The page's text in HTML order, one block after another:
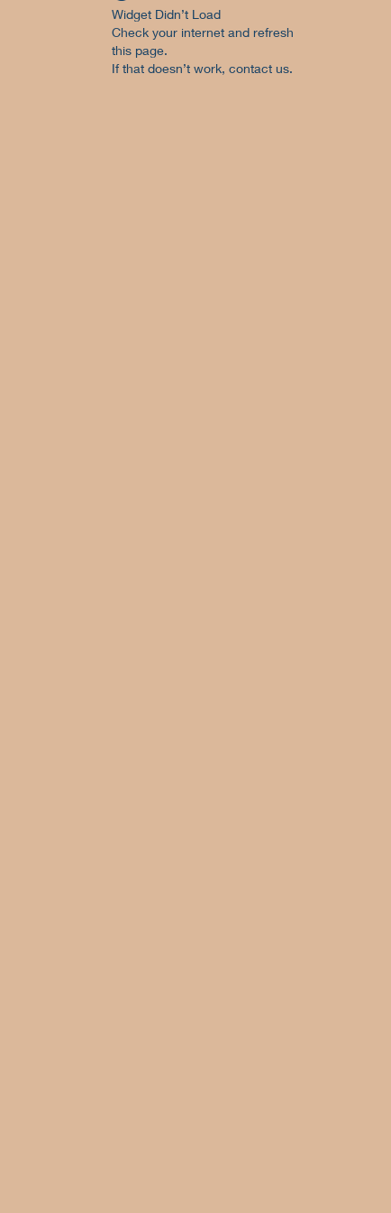
Widget Didn’t Load
Check your internet and refresh
this page.
If that doesn’t work, contact us.